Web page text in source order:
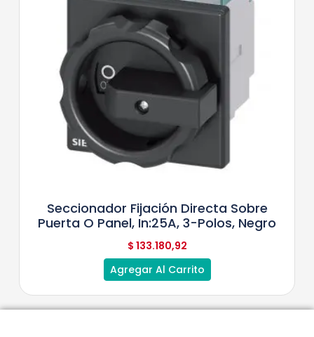
Seccionador Fijación Directa Sobre
Puerta O Panel, In:25A, 3-Polos, Negro
$ 133.180,92
Agregar Al Carrito